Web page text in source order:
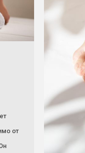
от